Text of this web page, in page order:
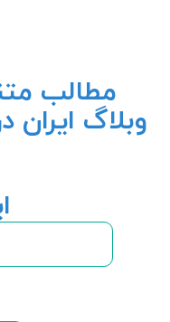
مطالب
وبلاگ ایران